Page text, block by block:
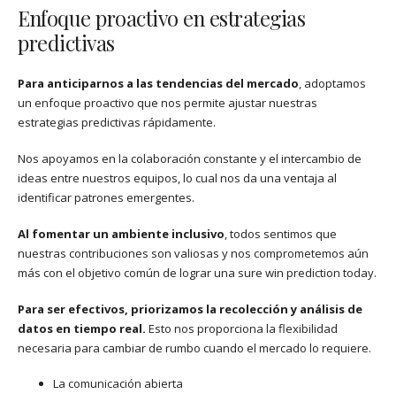
Enfoque proactivo en estrategias
predictivas
Para anticiparnos a las tendencias del mercado, adoptamos
un enfoque proactivo que nos permite ajustar nuestras
estrategias predictivas rápidamente.
Nos apoyamos en la colaboración constante y el intercambio de
ideas entre nuestros equipos, lo cual nos da una ventaja al
identificar patrones emergentes.
Al fomentar un ambiente inclusivo, todos sentimos que
nuestras contribuciones son valiosas y nos comprometemos aún
más con el objetivo común de lograr una sure win prediction today.
Para ser efectivos, priorizamos la recolección y análisis de
datos en tiempo real. Esto nos proporciona la flexibilidad
necesaria para cambiar de rumbo cuando el mercado lo requiere.
La comunicación abierta